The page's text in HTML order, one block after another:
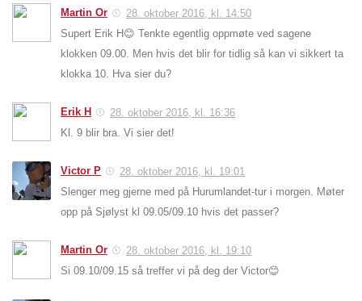
Martin Or
28. oktober 2016, kl. 14:50
Supert Erik H😊 Tenkte egentlig oppmøte ved sagene
klokken 09.00. Men hvis det blir for tidlig så kan vi sikkert ta
klokka 10. Hva sier du?
Erik H
28. oktober 2016, kl. 16:36
Kl. 9 blir bra. Vi sier det!
Victor P
28. oktober 2016, kl. 19:01
Slenger meg gjerne med på Hurumlandet-tur i morgen. Møter
opp på Sjølyst kl 09.05/09.10 hvis det passer?
Martin Or
28. oktober 2016, kl. 19:10
Si 09.10/09.15 så treffer vi på deg der Victor😊